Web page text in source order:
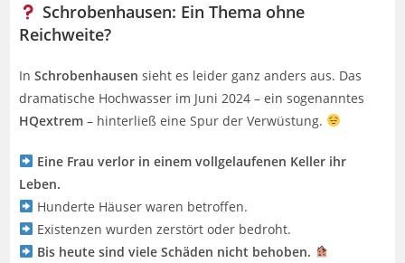
Schrobenhausen: Ein Thema ohne
Reichweite?
InSchrobenhausen sieht es leider ganz anders aus. Das
dramatische Hochwasser im Juni 2024 – ein sogenanntes
HQextrem – hinterließ eine Spur der Verwüstung.
Eine Frau verlor in einem vollgelaufenen Keller ihr
Leben.
Hunderte Häuser waren betroffen.
Existenzen wurden zerstört oder bedroht.
Bis heute sind viele Schäden nicht behoben.